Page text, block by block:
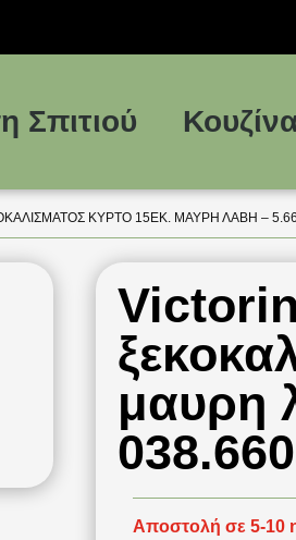
Σπιτιού
ΚΥΡΤΟ 15ΕΚ. ΜΑΥΡΗ ΛΑΒΗ –
μαυρη
Αποστολή σε 5-10